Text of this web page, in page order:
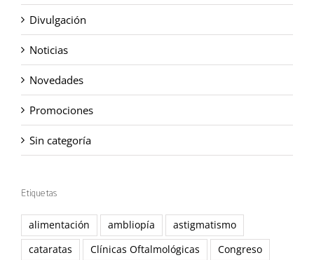
Divulgación
Noticias
Novedades
Promociones
Sin categoría
Etiquetas
alimentación ambliopía
astigmatismo
cataratas
Clínicas Oftalmológicas
Congreso